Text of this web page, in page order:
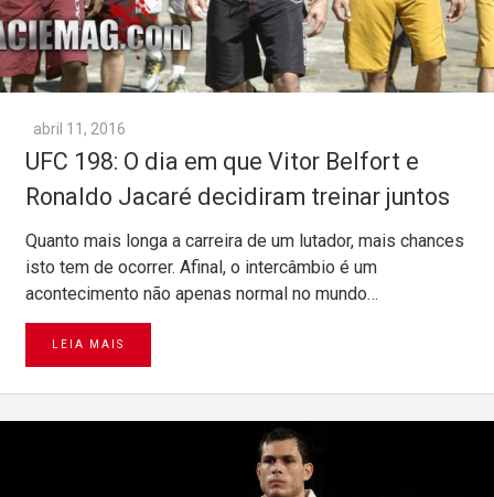
abril 11, 2016
UFC 198: O dia em que Vitor Belfort e
Ronaldo Jacaré decidiram treinar juntos
Quanto mais longa a carreira de um lutador, mais chances
isto tem de ocorrer. Afinal, o intercâmbio é um
acontecimento não apenas normal no mundo…
LEIA MAIS